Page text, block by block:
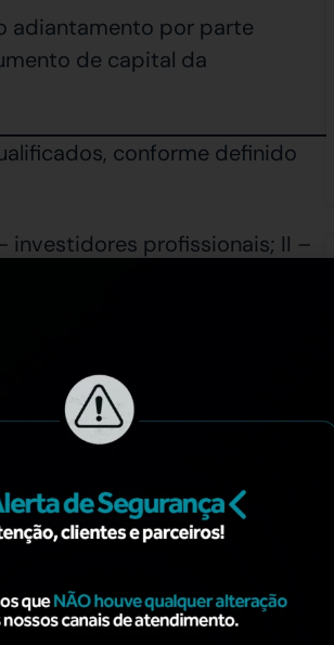
adiantamento por parte
de capital da
conforme definido
investidores profissionais; II –
em valor superior a
atestem por escrito sua
acordo com o Anexo 9-B;III
de qualificação técnica ou
para o registro de agentes
e consultores de
– clubes de investimento,
que sejam investidores
deve conter,
sociedade investida. De